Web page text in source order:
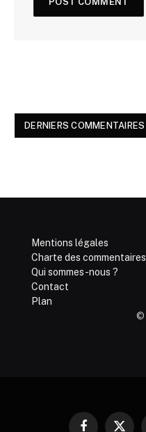
DERNIERS COMMENTAIRES
Mentions légales
Charte des commentaires
Qui sommes-nous ?
Contact
Plan
©